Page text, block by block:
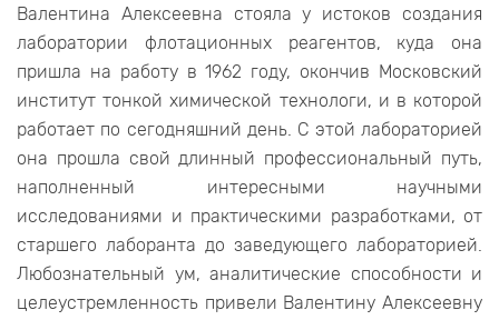
Валентина Алексеевна стояла у истоков создания
лаборатории флотационных реагентов, куда она
пришла на работу в 1962 году, окончив Московский
институт тонкой химической технологи, и в которой
работает по сегодняшний день. С этой лабораторией
она прошла свой длинный профессиональный путь,
наполненный интересными научными
исследованиями и практическими разработками, от
старшего лаборанта до заведующего лабораторией.
Любознательный ум, аналитические способности и
целеустремленность привели Валентину Алексеевну